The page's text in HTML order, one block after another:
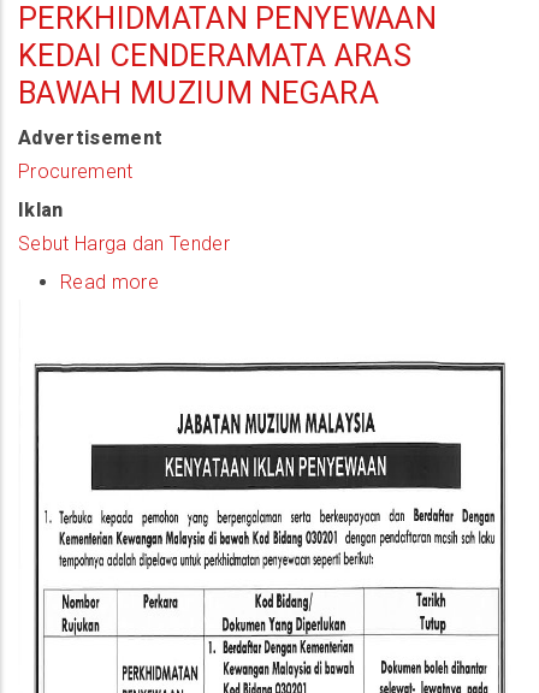
PERKHIDMATAN PENYEWAAN
KEDAI CENDERAMATA ARAS
BAWAH MUZIUM NEGARA
Advertisement
Procurement
Iklan
Sebut Harga dan Tender
Read more
Penyewaan
Kedai
Cenderamata
Aras
Bawah
Muzium
Negara